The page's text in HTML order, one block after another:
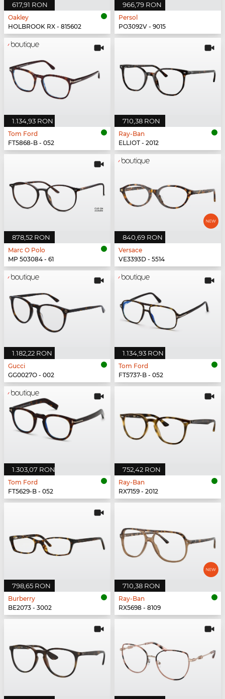
617,91 RON
Oakley
HOLBROOK RX - 815602
966,79 RON
Persol
PO3092V - 9015
1.134,93 RON
Tom Ford
FT5868-B - 052
710,38 RON
Ray-Ban
ELLIOT - 2012
878,52 RON
Marc O Polo
MP 503084 - 61
840,69 RON
Versace
VE3393D - 5514
1.182,22 RON
Gucci
GG0027O - 002
1.134,93 RON
Tom Ford
FT5737-B - 052
1.303,07 RON
Tom Ford
FT5629-B - 052
752,42 RON
Ray-Ban
RX7159 - 2012
798,65 RON
Burberry
BE2073 - 3002
710,38 RON
Ray-Ban
RX5698 - 8109